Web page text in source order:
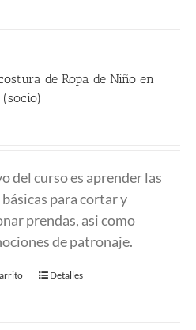
de Ropa de Niño en
(socio)
€.
es:
145.00 €.
del curso es aprender las
para cortar y
prendas, asi como
de patronaje.
Detalles